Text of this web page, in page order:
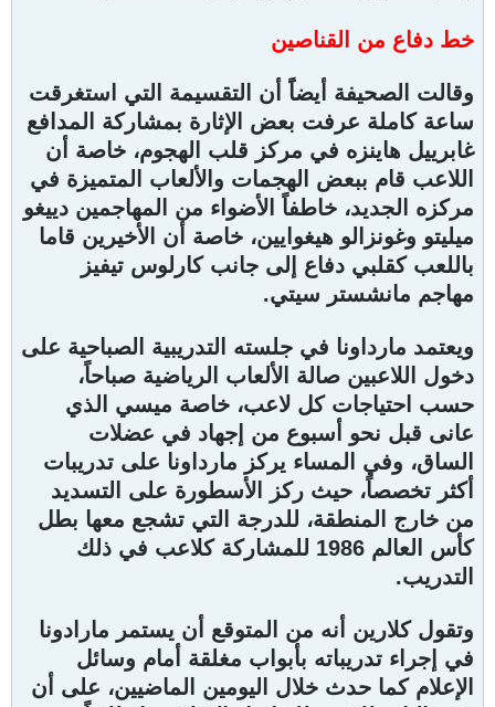
خط دفاع من القناصين
وقالت الصحيفة أيضاًَ أن التقسيمة التي استغرقت
ساعة كاملة عرفت بعض الإثارة بمشاركة المدافع
غابرييل هاينزه في مركز قلب الهجوم، خاصة أن
اللاعب قام ببعض الهجمات والألعاب المتميزة في
مركزه الجديد، خاطفاً الأضواء من المهاجمين دييغو
ميليتو وغونزالو هيغوايين، خاصة أن الأخيرين قاما
باللعب كقلبي دفاع إلى جانب كارلوس تيفيز
مهاجم مانشستر سيتي.
ويعتمد مارداونا في جلسته التدريبية الصباحية على
دخول اللاعبين صالة الألعاب الرياضية صباحاً،
حسب احتياجات كل لاعب، خاصة ميسي الذي
عانى قبل نحو أسبوع من إجهاد في عضلات
الساق، وفي المساء يركز مارداونا على تدريبات
أكثر تخصصاً، حيث ركز الأسطورة على التسديد
من خارج المنطقة، للدرجة التي تشجع معها بطل
كأس العالم 1986 للمشاركة كلاعب في ذلك
التدريب.
وتقول كلارين أنه من المتوقع أن يستمر مارادونا
في إجراء تدريباته بأبواب مغلقة أمام وسائل
الإعلام كما حدث خلال اليومين الماضيين، على أن